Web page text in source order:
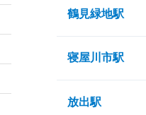
鶴見緑地駅
寝屋川市駅
放出駅